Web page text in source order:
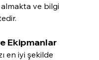
ve bilgi
Ekipmanlar
en iyi şekilde